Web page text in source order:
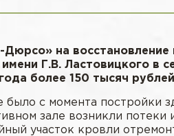
на восстановление
Г.В. Ластовицкого в
более 150 тысяч
с момента постройки
зале возникли потеки
участок кровли